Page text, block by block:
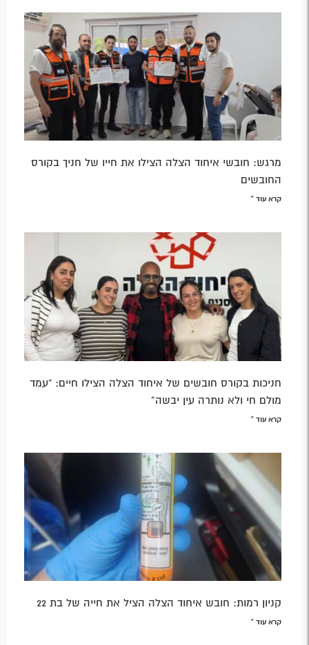
מרגש: חובשי איחוד הצלה הצילו את חייו של חניך בקורס
החובשים
קרא עוד »
חניכות בקורס חובשים של איחוד הצלה הצילו חיים: “עמד
מולם חי ולא נותרה עין יבשה”
קרא עוד »
קניון רמות: חובש איחוד הצלה הציל את חייה של בת 22
קרא עוד »